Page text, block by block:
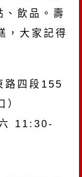
、飲品。壽
，大家記得
路四段155
）
11:30-